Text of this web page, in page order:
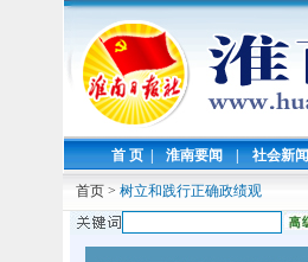
首 页 | 淮南要闻 | 社会新闻
首页 > 树立和践行正确政绩观